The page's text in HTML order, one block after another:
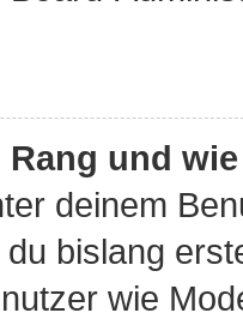
Rang und
deinem
bislang
wie